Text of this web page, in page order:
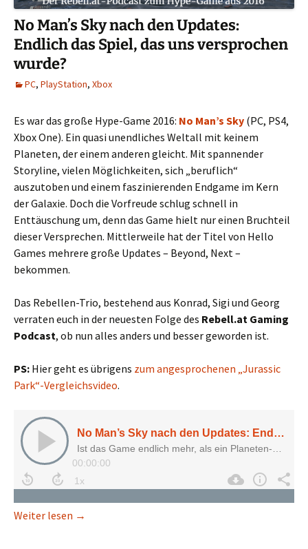
No Man’s Sky nach den Updates:
Endlich das Spiel, das uns versprochen
wurde?
PC, PlayStation, Xbox
Es war das große Hype-Game 2016: No Man’s Sky (PC, PS4,
Xbox One). Ein quasi unendliches Weltall mit keinem
Planeten, der einem anderen gleicht. Mit spannender
Storyline, vielen Möglichkeiten, sich „beruflich“
auszutoben und einem faszinierenden Endgame im Kern
der Galaxie. Doch die Vorfreude schlug schnell in
Enttäuschung um, denn das Game hielt nur einen Bruchteil
dieser Versprechen. Mittlerweile hat der Titel von Hello
Games mehrere große Updates – Beyond, Next –
bekommen.
Das Rebellen-Trio, bestehend aus Konrad, Sigi und Georg
verraten euch in der neuesten Folge des Rebell.at Gaming
Podcast, ob nun alles anders und besser geworden ist.
PS: Hier geht es übrigens zum angesprochenen „Jurassic
Park“-Vergleichsvideo.
Weiter lesen No Man’s Sky nach den Updates: Endlich das
→